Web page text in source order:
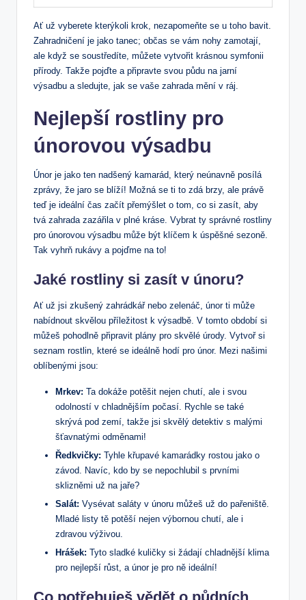
Ať už vyberete kterýkoli krok, nezapomeňte se u toho bavit.
Zahradničení je jako tanec; občas se vám nohy zamotají,
ale když se soustředíte, můžete vytvořit krásnou symfonii
přírody. Takže pojďte a připravte svou půdu na jarní
výsadbu a sledujte, jak se vaše zahrada mění v ráj.
Nejlepší rostliny pro
únorovou výsadbu
Únor je jako ten nadšený kamarád, který neúnavně posílá
zprávy, že jaro se blíží! Možná se ti to zdá brzy, ale právě
teď je ideální čas začít přemýšlet o tom, co si zasít, aby
tvá zahrada zazářila v plné kráse. Vybrat ty správné rostliny
pro únorovou výsadbu může být klíčem k úspěšné sezoně.
Tak vyhrň rukávy a pojďme na to!
Jaké rostliny si zasít v únoru?
Ať už jsi zkušený zahrádkář nebo zelenáč, únor ti může
nabídnout skvělou příležitost k výsadbě. V tomto období si
můžeš pohodlně připravit plány pro skvělé úrody. Vytvoř si
seznam rostlin, které se ideálně hodí pro únor. Mezi našimi
oblíbenými jsou:
Mrkev: Ta dokáže potěšit nejen chutí, ale i svou
odolností v chladnějším počasí. Rychle se také
skrývá pod zemí, takže jsi skvělý detektiv s malými
šťavnatými odměnami!
Ředkvičky: Tyhle křupavé kamarádky rostou jako o
závod. Navíc, kdo by se nepochlubil s prvními
sklizněmi už na jaře?
Salát: Vysévat saláty v únoru můžeš už do pařeniště.
Mladé listy tě potěší nejen výbornou chutí, ale i
zdravou výživou.
Hrášek: Tyto sladké kuličky si žádají chladnější klima
pro nejlepší růst, a únor je pro ně ideální!